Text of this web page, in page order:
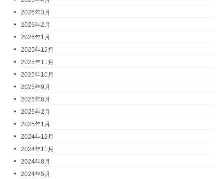
2026年3月
2026年2月
2026年1月
2025年12月
2025年11月
2025年10月
2025年9月
2025年8月
2025年2月
2025年1月
2024年12月
2024年11月
2024年8月
2024年5月